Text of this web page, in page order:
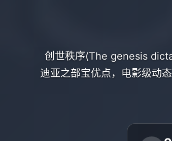
创世秩序(The genesis
迪亚之部宝优点，电影级动